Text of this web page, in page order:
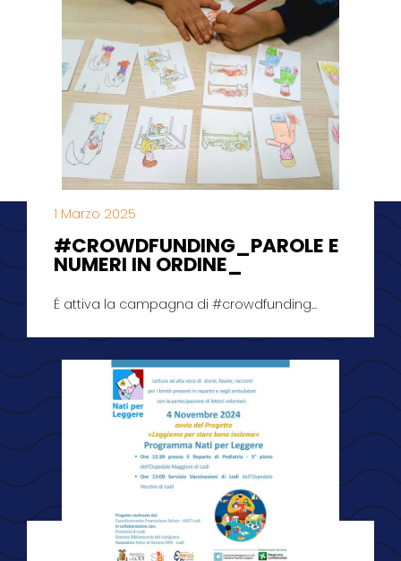
1 Marzo 2025
#CROWDFUNDING_PAROLE E
NUMERI IN ORDINE_
É attiva la campagna di #crowdfunding...